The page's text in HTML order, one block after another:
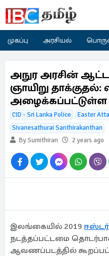
முகப்பு அரசியல்
அநுர அரசின்
ஞாயிறு
CID - Sri Lanka Police
Easter
Sivanesathurai Santhirakanthan
By Sumithiran
2 years ago
இலங்கையில் 2019 ஈஸ்டர்
நடத்தப்பட்டமை
ஆவணப்படத்தில் கூறப்பட்ட